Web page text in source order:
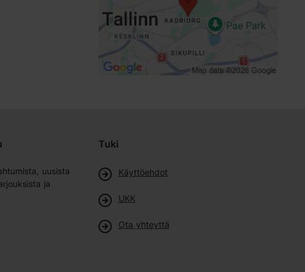
uusista
ja
Tuki
Käyttöehdot
UKK
Ota yhteyttä